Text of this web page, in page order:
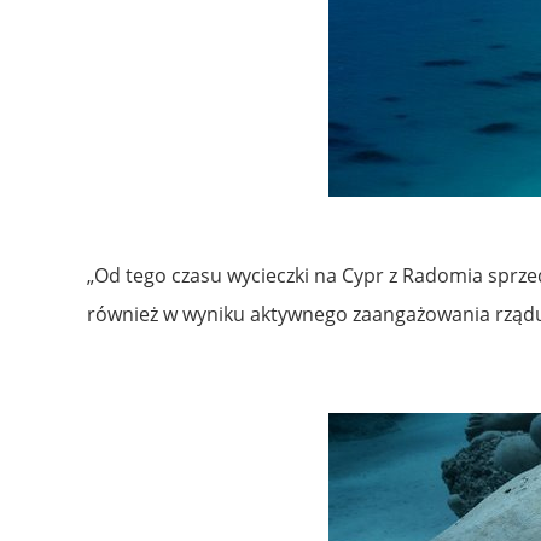
„Od tego czasu wycieczki na Cypr z Radomia
również w wyniku aktywnego zaangażowania